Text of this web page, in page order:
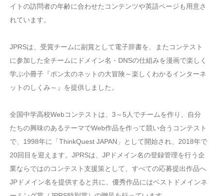
イトの訪問者の年齢に合わせたコンテンツや英語ページも用意さ
れています。
JPRSは、受賞チームに副賞として電子辞書を、またコンテスト
に参加した全チームにドメイン名・DNSの仕組みを漫画で楽しく
学ぶ小冊子『ポン太のネットの大冒険～楽しくわかるインターネ
ットのしくみ～』を提供しました。
全国中学高校Webコンテストは、3～5人でチームを作り、自分
たちの興味のあるテーマでWeb作品を作って競い合うコンテスト
で、1998年に「ThinkQuest JAPAN」として開始され、2018年で
20回目を迎えます。JPRSは、JPドメイン名の登録管理を行う企
業ならではのコンテスト支援策として、すべての応募提出作品へ
JPドメイン名を提供すると共に、優秀作品にはベストドメインネ